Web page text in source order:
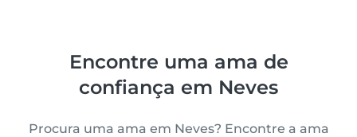
Encontre uma ama de
confiança em Neves
Procura uma ama em Neves? Encontre a ama